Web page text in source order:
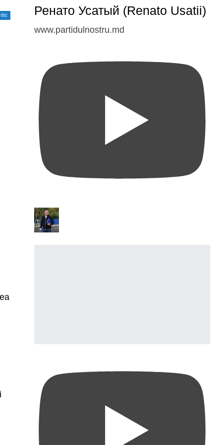
Ренато Усатый (Renato Usatii)
www.partidulnostru.md